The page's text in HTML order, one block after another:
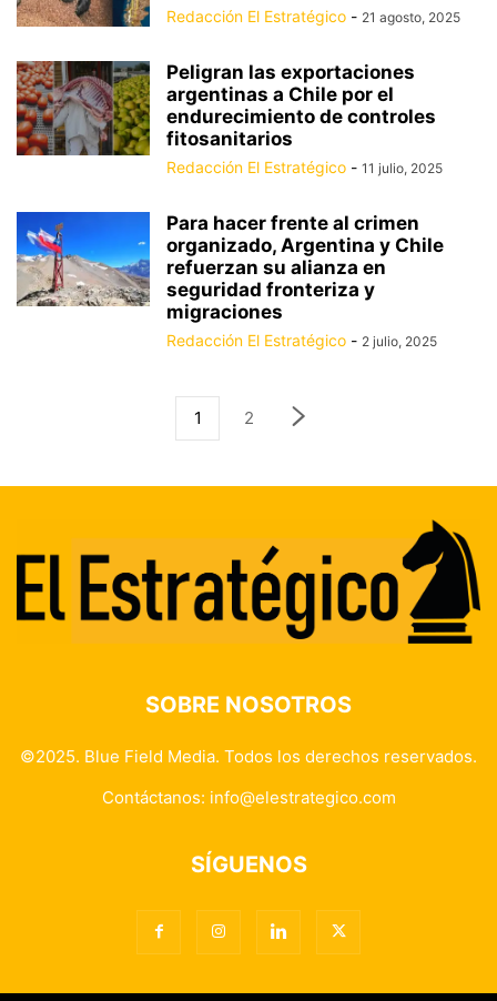
Redacción El Estratégico - 21 agosto, 2025
Peligran las exportaciones
argentinas a Chile por el
endurecimiento de controles
fitosanitarios
Redacción El Estratégico - 11 julio, 2025
Para hacer frente al crimen
organizado, Argentina y Chile
refuerzan su alianza en
seguridad fronteriza y
migraciones
Redacción El Estratégico - 2 julio, 2025
1 2
SOBRE NOSOTROS
©2025. Blue Field Media. Todos los derechos reservados.
Contáctanos: info@elestrategico.com
SÍGUENOS